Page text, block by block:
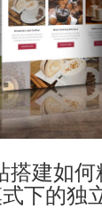
搭建如
式下的独